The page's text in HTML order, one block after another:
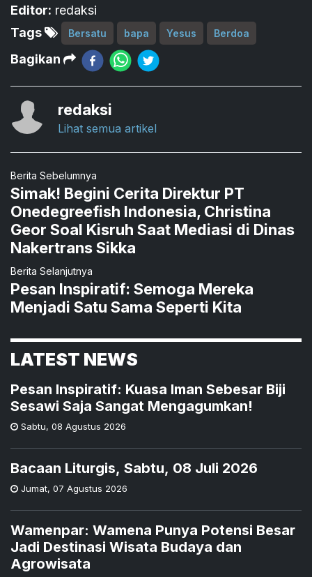
Editor: redaksi
Tags
Bersatu bapa Yesus Berdoa
Bagikan
redaksi
Lihat semua artikel
Berita Sebelumnya
Simak! Begini Cerita Direktur PT
Onedegreefish Indonesia, Christina
Geor Soal Kisruh Saat Mediasi di Dinas
Nakertrans Sikka
Berita Selanjutnya
Pesan Inspiratif: Semoga Mereka
Menjadi Satu Sama Seperti Kita
LATEST NEWS
Pesan Inspiratif: Kuasa Iman Sebesar Biji
Sesawi Saja Sangat Mengagumkan!
Sabtu, 08 Agustus 2026
Bacaan Liturgis, Sabtu, 08 Juli 2026
Jumat, 07 Agustus 2026
Wamenpar: Wamena Punya Potensi Besar
Jadi Destinasi Wisata Budaya dan
Agrowisata